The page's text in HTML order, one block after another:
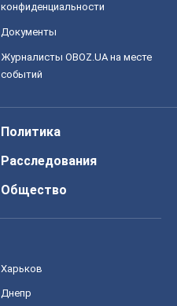
конфиденциальности
Документы
Журналисты OBOZ.UA на месте
событий
Политика
Расследования
Общество
Харьков
Днепр